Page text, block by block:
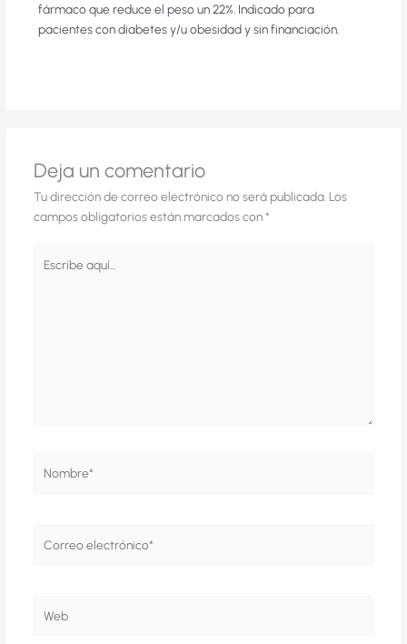
fármaco que reduce el peso un 22%. Indicado para
pacientes con diabetes y/u obesidad y sin financiación.
Deja un comentario
Tu dirección de correo electrónico no será publicada. Los
campos obligatorios están marcados con*
aquí...
electrónico*